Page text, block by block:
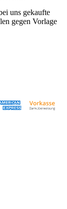
uns gekaufte
gegen Vorlage